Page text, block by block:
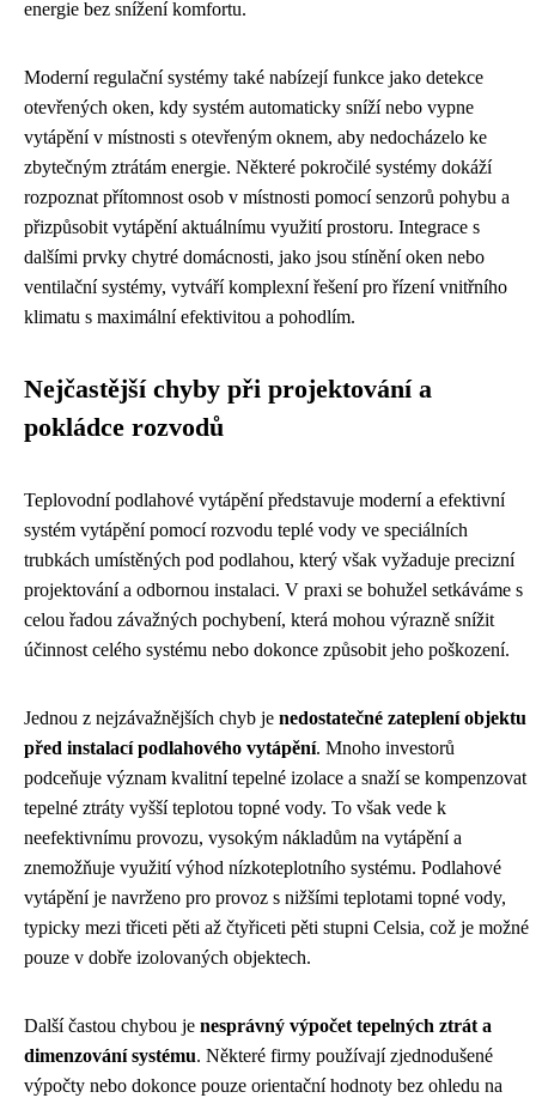
energie bez snížení komfortu.
Moderní regulační systémy také nabízejí funkce jako detekce
otevřených oken, kdy systém automaticky sníží nebo vypne
vytápění v místnosti s otevřeným oknem, aby nedocházelo ke
zbytečným ztrátám energie. Některé pokročilé systémy dokáží
rozpoznat přítomnost osob v místnosti pomocí senzorů pohybu a
přizpůsobit vytápění aktuálnímu využití prostoru. Integrace s
dalšími prvky chytré domácnosti, jako jsou stínění oken nebo
ventilační systémy, vytváří komplexní řešení pro řízení vnitřního
klimatu s maximální efektivitou a pohodlím.
Nejčastější chyby při projektování a
pokládce rozvodů
Teplovodní podlahové vytápění představuje moderní a efektivní
systém vytápění pomocí rozvodu teplé vody ve speciálních
trubkách umístěných pod podlahou, který však vyžaduje precizní
projektování a odbornou instalaci. V praxi se bohužel setkáváme s
celou řadou závažných pochybení, která mohou výrazně snížit
účinnost celého systému nebo dokonce způsobit jeho poškození.
Jednou z nejzávažnějších chyb je nedostatečné zateplení objektu
před instalací podlahového vytápění. Mnoho investorů
podceňuje význam kvalitní tepelné izolace a snaží se kompenzovat
tepelné ztráty vyšší teplotou topné vody. To však vede k
neefektivnímu provozu, vysokým nákladům na vytápění a
znemožňuje využití výhod nízkoteplotního systému. Podlahové
vytápění je navrženo pro provoz s nižšími teplotami topné vody,
typicky mezi třiceti pěti až čtyřiceti pěti stupni Celsia, což je možné
pouze v dobře izolovaných objektech.
Další častou chybou je nesprávný výpočet tepelných ztrát a
dimenzování systému. Některé firmy používají zjednodušené
výpočty nebo dokonce pouze orientační hodnoty bez ohledu na